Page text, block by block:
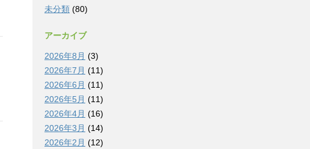
未分類 (80)
アーカイブ
2026年8月 (3)
2026年7月 (11)
2026年6月 (11)
2026年5月 (11)
2026年4月 (16)
2026年3月 (14)
2026年2月 (12)